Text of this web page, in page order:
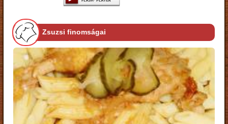
Zsuzsi finomságai